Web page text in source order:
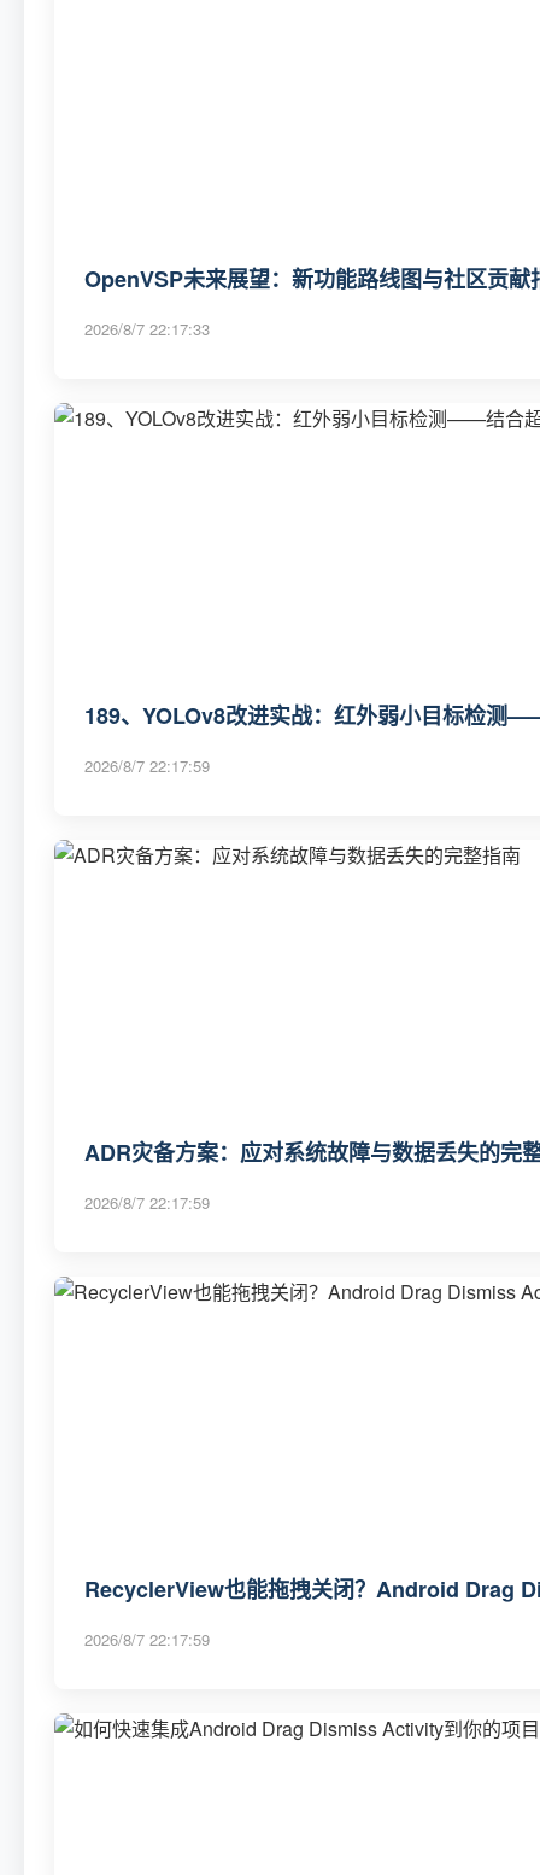
OpenVSP未来展望：新功能路线图与社区贡献
2026/8/7 22:17:33
189、YOLOv8改进实战：红外弱小目标检测
2026/8/7 22:17:59
ADR灾备方案：应对系统故障与数据丢失的完
2026/8/7 22:17:59
RecyclerView也能拖拽关闭？Android Drag
2026/8/7 22:17:59